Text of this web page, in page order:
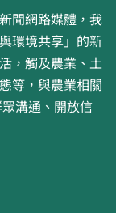
聞網路媒體，我
環境共享」的新
，觸及農業、土
等，與農業相關
溝通、開放信